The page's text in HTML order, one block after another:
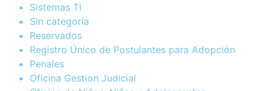
Sistemas TI
Sin categoría
Reservados
Registro Único de Postulantes para Adopción
Penales
Oficina Gestion Judicial